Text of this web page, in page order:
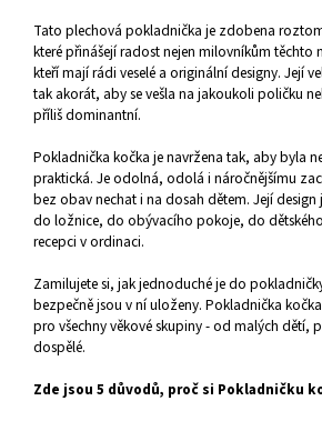
Tato plechová pokladnička je zdobena
které přinášejí radost nejen milovníkům těchto
kteří mají rádi veselé a originální designy. Její
tak akorát, aby se vešla na jakoukoli poličku
příliš dominantní.
Pokladnička kočka je navržena tak, aby byla
praktická. Je odolná, odolá i náročnějšímu
bez obav nechat i na dosah dětem. Její
do ložnice, do obývacího pokoje, do
recepci v ordinaci.
Zamilujete si, jak jednoduché je do
bezpečně jsou v ní uloženy. Pokladnička
pro všechny věkové skupiny - od malých dětí,
dospělé.
Zde jsou 5 důvodů, proč si Pokladničku